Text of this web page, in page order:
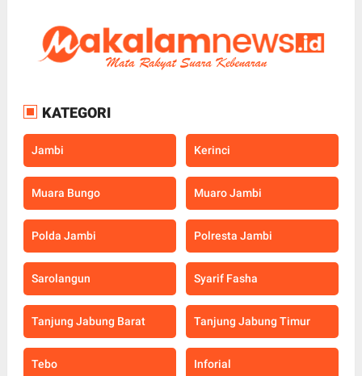
KATEGORI
Jambi Kerinci
Muara Bungo Muaro Jambi
Polda Jambi Polresta Jambi
Sarolangun Syarif Fasha
Tanjung Jabung Barat Tanjung Jabung Timur
Tebo Inforial